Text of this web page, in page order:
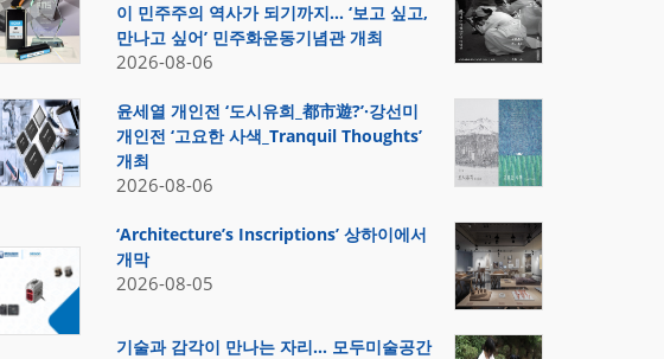
이 민주주의 역사가 되기까지… ‘보고 싶고,
만나고 싶어’ 민주화운동기념관 개최
2026-08-06
윤세열 개인전 ‘도시유희_都市遊?’·강선미
개인전 ‘고요한 사색_Tranquil Thoughts’
개최
2026-08-06
‘Architecture’s Inscriptions’ 상하이에서
개막
2026-08-05
기술과 감각이 만나는 자리… 모두미술공간